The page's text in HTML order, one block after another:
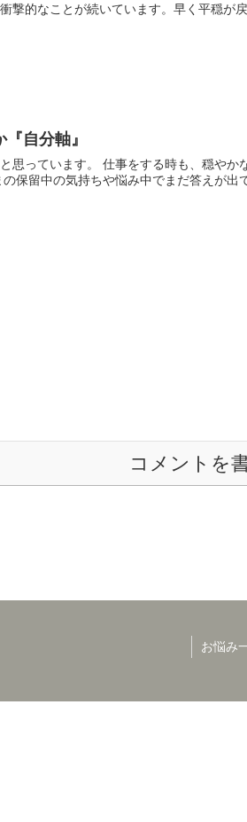
撃的なことが続いています。早く平穏が
『自分軸』
思っています。 仕事をする時も、穏や
保留中の気持ちや悩み中でまだ答えが出
コメントを
お悩み